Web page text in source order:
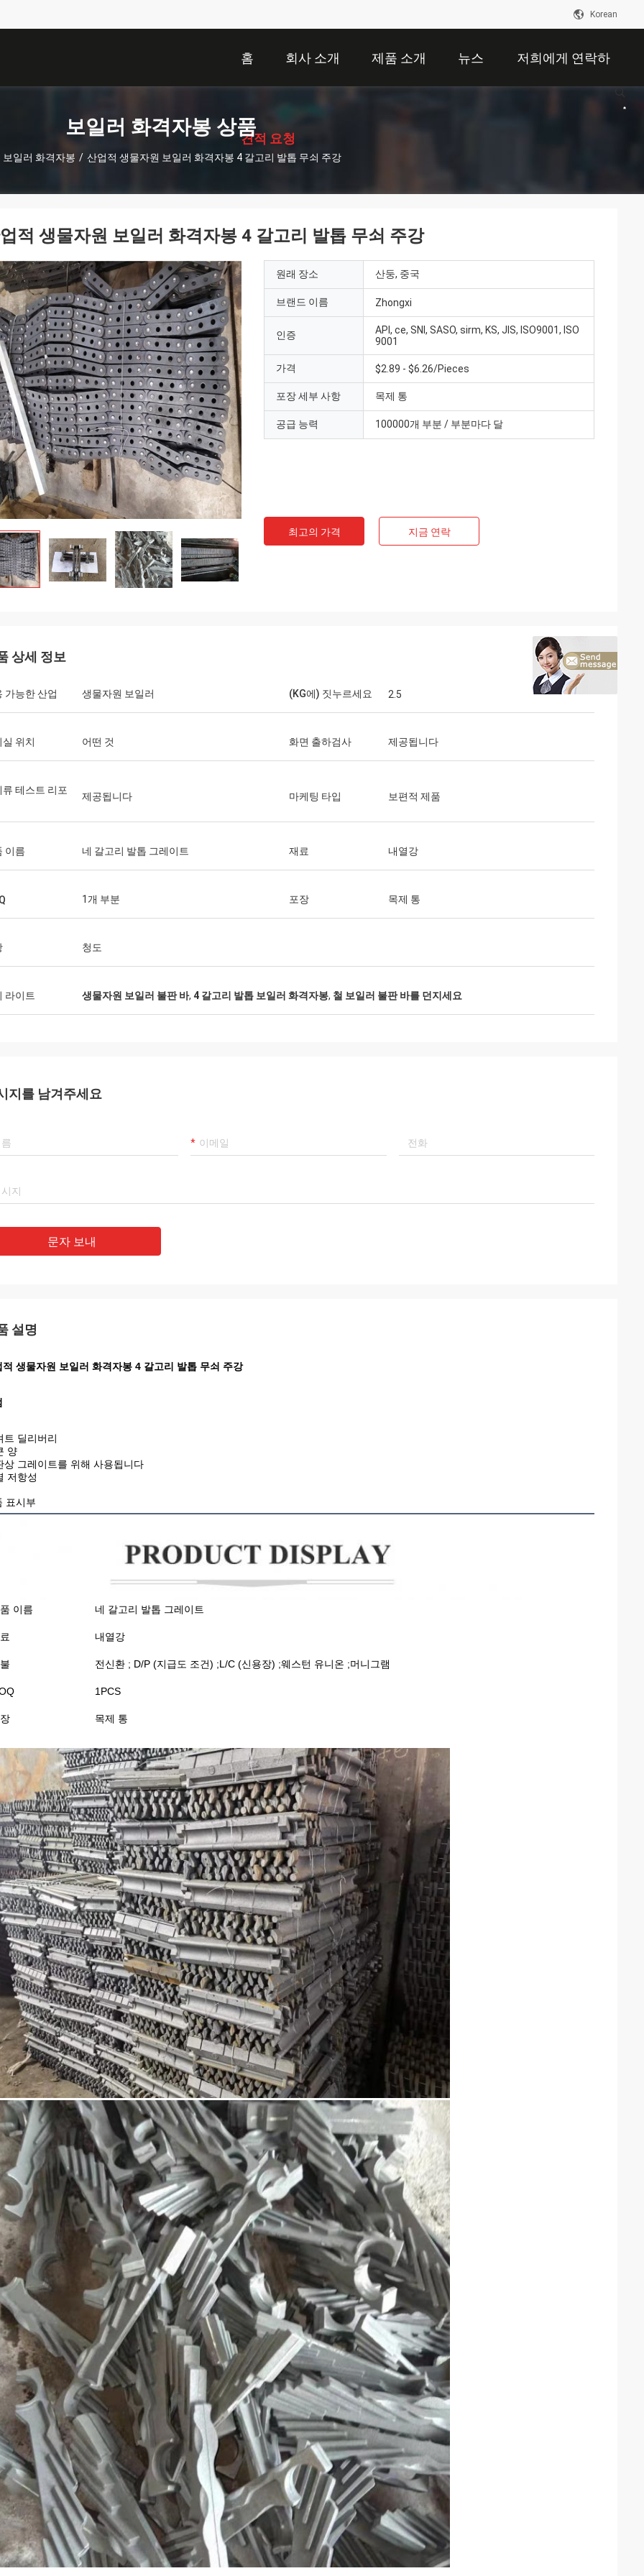
Korean
홈 회사 소개 제품 소개 뉴스 저희에게 연락하
述
견적 요청
보일러 화격자봉 상품
보일러 화격자봉 / 산업적 생물자원 보일러 화격자봉 4 갈고리 발톱 무쇠 주강
적 생물자원 보일러 화격자봉 4 갈고리 발톱 무쇠 주강
원래 장소 산둥, 중국
브랜드 이름 Zhongxi
인증
API, ce, SNI, SASO, sirm, KS, JIS, ISO9001, ISO
9001
가격 $2.89 - $6.26/Pieces
포장 세부 사항 목제 통
공급 능력 100000개 부분 / 부분마다 달
최고의 가격 지금 연락
상세 정보
가능한 산업 생물자원 보일러 (KG에) 짓누르세요 2.5
실 위치 어떤 것 화면 출하검사 제공됩니다
류 테스트 리포
제공됩니다 마케팅 타입 보편적 제품
이름 네 갈고리 발톱 그레이트 재료 내열강
1개 부분 포장 목제 통
청도
라이트 생물자원 보일러 불판 바, 4 갈고리 발톱 보일러 화격자봉, 철 보일러 불판 바를 던지세요
지를 남겨주세요
문자 보내
설명
적 생물자원 보일러 화격자봉 4 갈고리 발톱 무쇠 주강
트 딜리버리
양
상 그레이트를 위해 사용됩니다
저항성
표시부
이름 네 갈고리 발톱 그레이트
내열강
전신환 ; D/P (지급도 조건) ;L/C (신용장) ;웨스턴 유니온 ;머니그램
1PCS
목제 통